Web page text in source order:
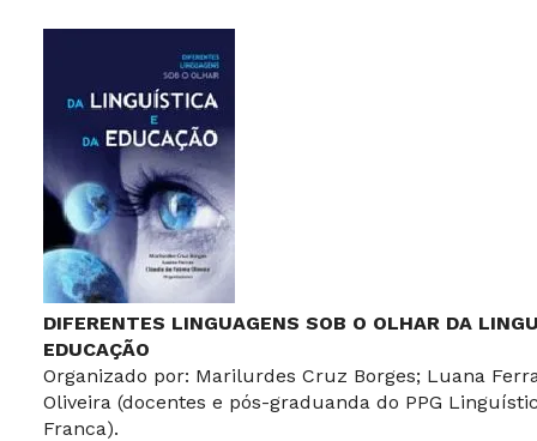
DIFERENTES LINGUAGENS SOB O OLHAR DA
EDUCAÇÃO
Organizado por: Marilurdes Cruz Borges; Luana
Oliveira (docentes e pós-graduanda do PPG
Franca).